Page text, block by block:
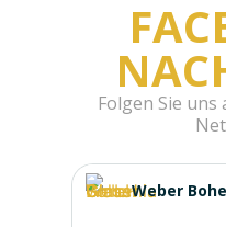
Folgen Sie
Weber